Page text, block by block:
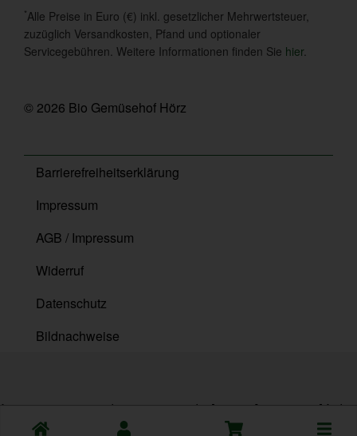
*Alle Preise in Euro (€) inkl. gesetzlicher Mehrwertsteuer,
zuzüglich Versandkosten, Pfand und optionaler
Servicegebühren. Weitere Informationen finden Sie hier
© 2026 Bio Gemüsehof Hörz
Barrierefreiheitserklärung
Impressum
AGB / Impressum
Widerruf
Datenschutz
Bildnachweise
Toggle
{ content_type: 'product', content_ids: ['10581'], contents: [ { id:
'10581', quantity: 1, item_price: 5.99 } ], value: 5.99, currency: